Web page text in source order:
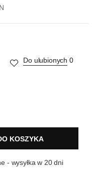
Do ulubionych 0
KOSZYKA
- wysyłka w 20 dni